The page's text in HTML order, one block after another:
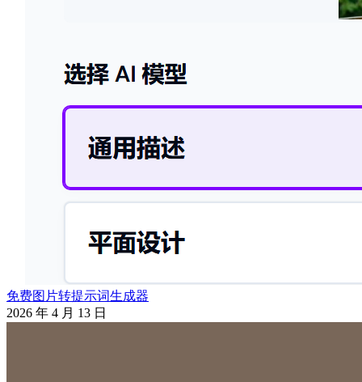
免费图片转提示词生成器
2026 年 4 月 13 日